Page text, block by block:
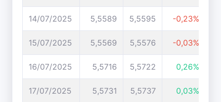
14/07/2025 5,5589 5,5595 -0,23%
15/07/2025 5,5569 5,5576 -0,03%
16/07/2025 5,5716 5,5722 0,26%
17/07/2025 5,5731 5,5737 0,03%